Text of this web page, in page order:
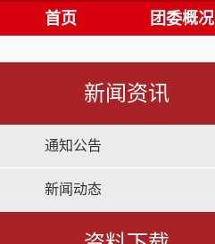
首页 团委概况
新闻资讯
通知公告
新闻动态